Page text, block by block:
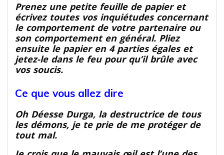
Prenez une petite feuille de papier et
écrivez toutes vos inquiétudes concernant
le comportement de votre partenaire ou
son comportement en général. Pliez
ensuite le papier en 4 parties égales et
jetez-le dans le feu pour qu’il brûle avec
vos soucis.
Ce que vous allez dire
Oh Déesse Durga, la destructrice de tous
les démons, je te prie de me protéger de
tout mal.